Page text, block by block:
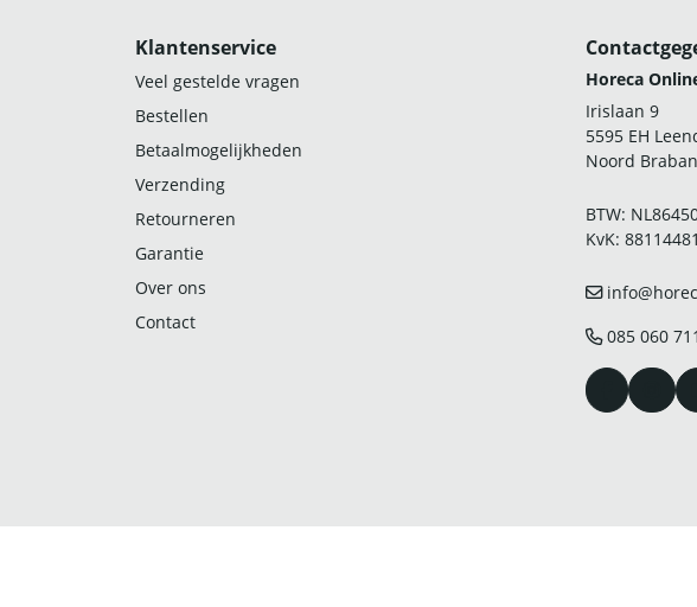
Klantenservice
Veel gestelde vragen
Bestellen
Betaalmogelijkheden
Verzending
Retourneren
Garantie
Over ons
Contact
Horeca
Irislaan 9
5595 EH
Noord
BTW:
KvK: 88114481
085 060